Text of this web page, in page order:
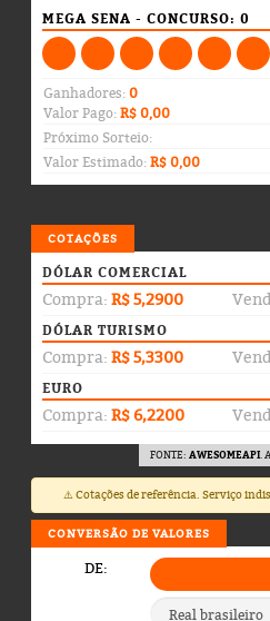
MEGA SENA - CONCURSO: 0
Ganhadores:0
Valor Pago:R$ 0,00
Próximo Sorteio:
Valor Estimado:R$ 0,00
COTAÇÕES
DÓLAR COMERCIAL
Compra: R$ 5,2900
DÓLAR TURISMO
Compra: R$ 5,3300
EURO
Compra: R$ 6,2200
FONTE: AWESOMEAPI.
⚠️ Cotações de referência. Serviço
CONVERSÃO DE VALORES